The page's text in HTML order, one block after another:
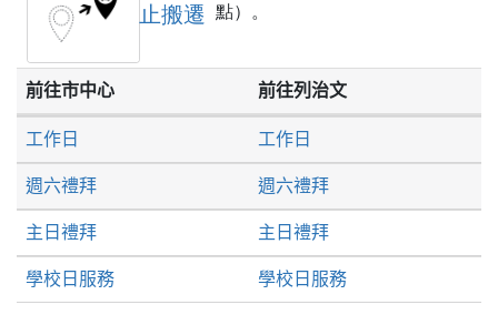
止搬遷
點）。
前往市中心 前往列治文
週六禮拜 週六禮拜
主日禮拜 主日禮拜
工作日 工作日
學校日服務 學校日服務